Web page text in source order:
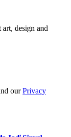
design and
ourPrivacy